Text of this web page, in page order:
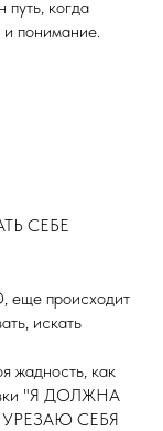
путь, когда
и понимание.
СЕБЕ
происходит
искать
жадность, как
"Я ДОЛЖНА
СЕБЯ